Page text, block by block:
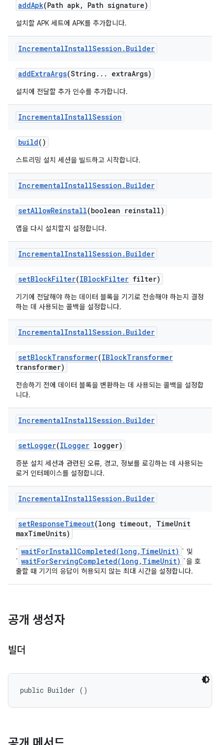
addApk(Path apk, Path signature)
설치할 APK 세트에 APK를 추가합니다.
IncrementalInstallSession . Builder
addExtraArgs(String . . . extraArgs)
설치에 전달할 추가 인수를 추가합니다.
IncrementalInstallSession
build()
스트리밍 설치 세션을 빌드하고 시작합니다.
IncrementalInstallSession . Builder
setAllowReinstall(boolean reinstall)
앱을 다시 설치할지 설정합니다.
IncrementalInstallSession . Builder
setBlockFilter(IBlockFilter filter)
기기에 전달해야 하는 데이터 블록을 기기로 전송해야 하는지 결정
하는 데 사용되는 콜백을 설정합니다.
IncrementalInstallSession . Builder
setBlockTransformer(IBlockTransformer
transformer)
전송하기 전에 데이터 블록을 변환하는 데 사용되는 콜백을 설정합
니다.
IncrementalInstallSession . Builder
setLogger(ILogger logger)
증분 설치 세션과 관련된 오류, 경고, 정보를 로깅하는 데 사용되는
로거 인터페이스를 설정합니다.
IncrementalInstallSession . Builder
setResponseTimeout(long timeout, TimeUnit
maxTimeUnits)
` waitForInstallCompleted(long,TimeUnit) ` 및
` waitForServingCompleted(long,TimeUnit) `을 호
출할 때 기기의 응답이 허용되지 않는 최대 시간을 설정합니다.
공개 생성자
빌더
public Builder ()